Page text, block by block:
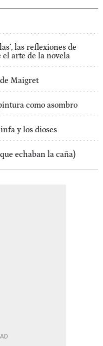
las reflexiones de
arte de la novela
Maigret
como asombro
y los dioses
echaban la caña)